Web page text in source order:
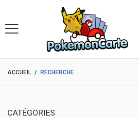
ACCUEIL / RECHERCHE
CATÉGORIES